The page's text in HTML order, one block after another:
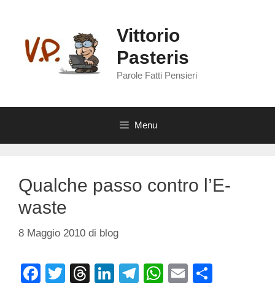
contenuto
Vittorio
Pasteris
Parole Fatti Pensieri
Menu
Qualche passo contro l’E-
waste
8 Maggio 2010 di blog
F
T
T
Li
T
W E